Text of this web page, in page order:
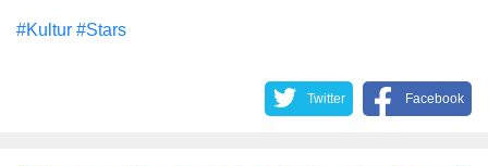
#Kultur #Stars
Twitter Facebook